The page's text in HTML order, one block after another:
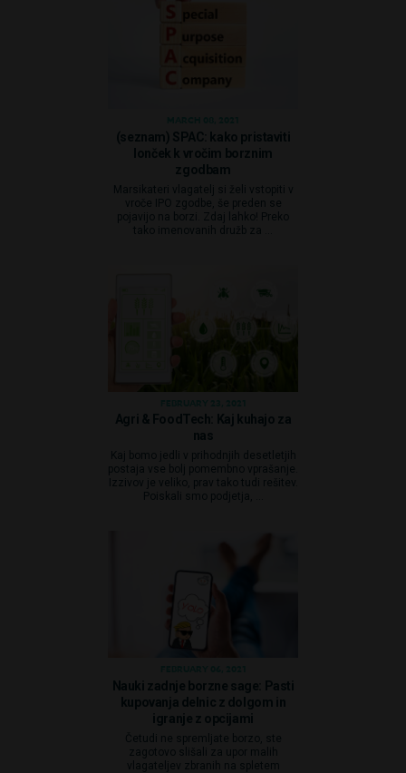
(seznam) SPAC: kako pristaviti
lonček k vročim borznim
zgodbam
Marsikateri vlagatelj si želi vstopiti v
vroče IPO zgodbe, še preden se
pojavijo na borzi. Zdaj lahko! Preko
tako imenovanih družb za ...
Agri & FoodTech: Kaj kuhajo za
nas
Kaj bomo jedli v prihodnjih desetletjih
postaja vse bolj pomembno vprašanje.
Izzivov je veliko, prav tako tudi rešitev.
Poiskali smo podjetja, ...
Nauki zadnje borzne sage: Pasti
kupovanja delnic z dolgom in
igranje z opcijami
Četudi ne spremljate borzo, ste
zagotovo slišali za upor malih
vlagateljev zbranih na spletem